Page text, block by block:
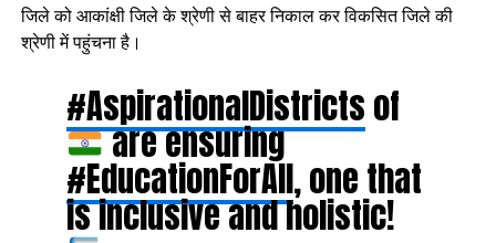
जिले को आकांक्षी जिले के श्रेणी से बाहर निकाल कर विकसित जिले की
श्रेणी में पहुंचना है।
#AspirationalDistrictsof
are ensuring
#EducationForAll, one that
is inclusive and holistic!